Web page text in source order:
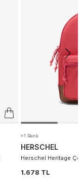
+1 Renk
HERSCHEL
Herschel Heritage
1.678 TL